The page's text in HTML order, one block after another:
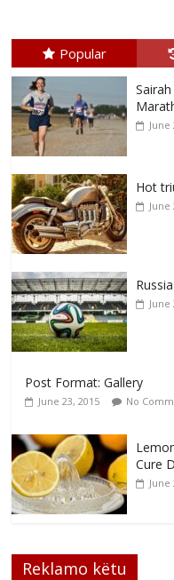
Popular
June
Hot
June
June
Post Format: Gallery
June 23, 2015 No
Cure
June
Reklamo këtu